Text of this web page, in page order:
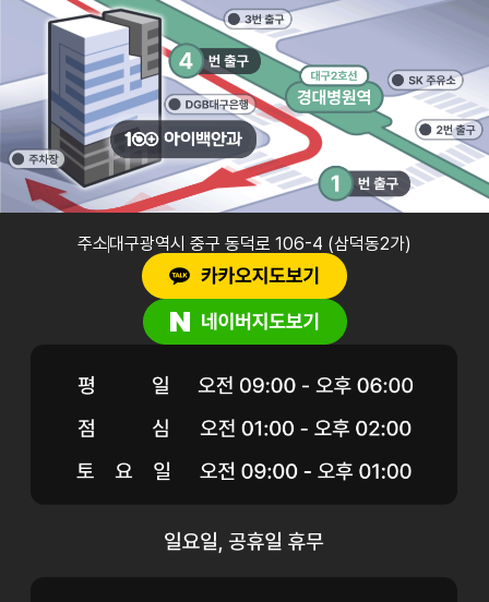
주소대구광역시 중구 동덕로 106-4 (삼덕동2가)